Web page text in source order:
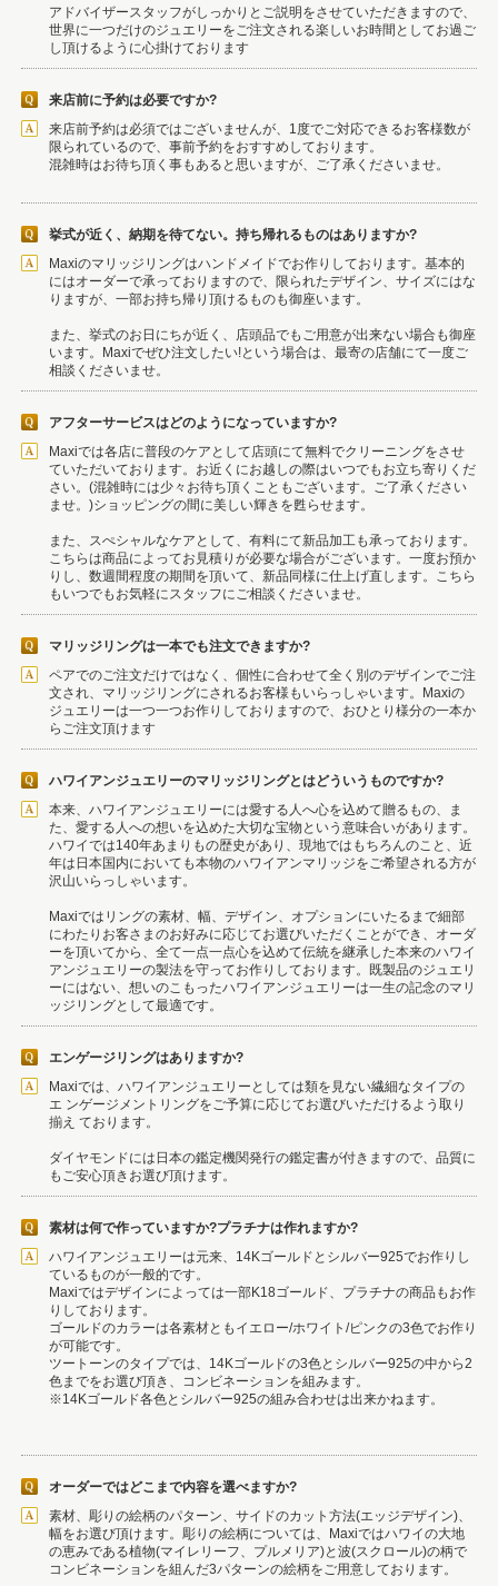
アドバイザースタッフがしっかりとご説明をさせていただきますので、
世界に一つだけのジュエリーをご注文される楽しいお時間としてお過ご
し頂けるように心掛けております
来店前に予約は必要ですか?
来店前予約は必須ではございませんが、1度でご対応できるお客様数が
限られているので、事前予約をおすすめしております。
混雑時はお待ち頂く事もあると思いますが、ご了承くださいませ。
挙式が近く、納期を待てない。持ち帰れるものはありますか?
Maxiのマリッジリングはハンドメイドでお作りしております。基本的
にはオーダーで承っておりますので、限られたデザイン、サイズにはな
りますが、一部お持ち帰り頂けるものも御座います。
また、挙式のお日にちが近く、店頭品でもご用意が出来ない場合も御座
います。Maxiでぜひ注文したい!という場合は、最寄の店舗にて一度ご
相談くださいませ。
アフターサービスはどのようになっていますか?
Maxiでは各店に普段のケアとして店頭にて無料でクリーニングをさせ
ていただいております。お近くにお越しの際はいつでもお立ち寄りくだ
さい。(混雑時には少々お待ち頂くこともございます。ご了承ください
ませ。)ショッピングの間に美しい輝きを甦らせます。
また、スぺシャルなケアとして、有料にて新品加工も承っております。
こちらは商品によってお見積りが必要な場合がございます。一度お預か
りし、数週間程度の期間を頂いて、新品同様に仕上げ直します。こちら
もいつでもお気軽にスタッフにご相談くださいませ。
マリッジリングは一本でも注文できますか?
ペアでのご注文だけではなく、個性に合わせて全く別のデザインでご注
文され、マリッジリングにされるお客様もいらっしゃいます。Maxiの
ジュエリーは一つ一つお作りしておりますので、おひとり様分の一本か
らご注文頂けます
ハワイアンジュエリーのマリッジリングとはどういうものですか?
本来、ハワイアンジュエリーには愛する人へ心を込めて贈るもの、ま
た、愛する人への想いを込めた大切な宝物という意味合いがあります。
ハワイでは140年あまりもの歴史があり、現地ではもちろんのこと、近
年は日本国内においても本物のハワイアンマリッジをご希望される方が
沢山いらっしゃいます。
Maxiではリングの素材、幅、デザイン、オプションにいたるまで細部
にわたりお客さまのお好みに応じてお選びいただくことができ、オーダ
ーを頂いてから、全て一点一点心を込めて伝統を継承した本来のハワイ
アンジュエリーの製法を守ってお作りしております。既製品のジュエリ
ーにはない、想いのこもったハワイアンジュエリーは一生の記念のマリ
ッジリングとして最適です。
エンゲージリングはありますか?
Maxiでは、ハワイアンジュエリーとしては類を見ない繊細なタイプの
エ ンゲージメントリングをご予算に応じてお選びいただけるよう取り
揃え ております。
ダイヤモンドには日本の鑑定機関発行の鑑定書が付きますので、品質に
もご安心頂きお選び頂けます。
素材は何で作っていますか?プラチナは作れますか?
ハワイアンジュエリーは元来、14Kゴールドとシルバー925でお作りし
ているものが一般的です。
Maxiではデザインによっては一部K18ゴールド、プラチナの商品もお作
りしております。
ゴールドのカラーは各素材ともイエロー/ホワイト/ピンクの3色でお作り
が可能です。
ツートーンのタイプでは、14Kゴールドの3色とシルバー925の中から2
色までをお選び頂き、コンビネーションを組みます。
※14Kゴールド各色とシルバー925の組み合わせは出来かねます。
オーダーではどこまで内容を選べますか?
素材、彫りの絵柄のパターン、サイドのカット方法(エッジデザイン)、
幅をお選び頂けます。彫りの絵柄については、Maxiではハワイの大地
の恵みである植物(マイレリーフ、プルメリア)と波(スクロール)の柄で
コンビネーションを組んだ3パターンの絵柄をご用意しております。